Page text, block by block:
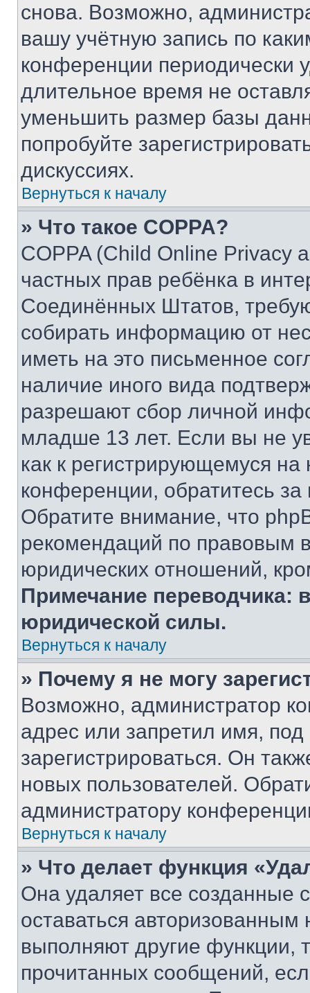
снова. Возможно,
вашу учётную запись по
конференции периодически
длительное время не
уменьшить размер базы
попробуйте
дискуссиях.
Вернуться к началу
» Что такое COPPA?
COPPA (Child Online Privacy
частных прав ребёнка в
Соединённых Штатов,
собирать информацию от
иметь на это письменное
наличие иного вида
разрешают сбор личной
младше 13 лет. Если вы не
как к регистрирующемуся
конференции, обратитесь
Обратите внимание, что
рекомендаций по правовым
юридических отношений,
Примечание переводчика:
юридической силы.
Вернуться к началу
» Почему я не могу
Возможно, администратор
адрес или запретил имя,
зарегистрироваться. Он
новых пользователей.
администратору
Вернуться к началу
» Что делает функция
Она удаляет все созданные
оставаться
выполняют другие функции,
прочитанных сообщений,